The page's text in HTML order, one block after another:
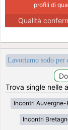
profili di
Qualità
Lavoriamo sodo
Trova single nelle
Incontri
Incontri